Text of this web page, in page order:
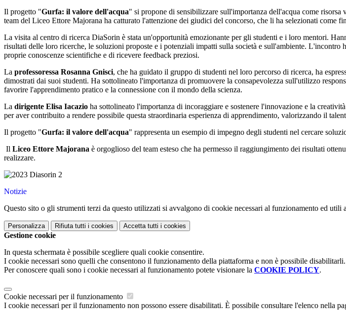
Il progetto "Gurfa: il valore dell'acqua" si propone di sensibilizzare sull'importanza dell'acqua come
team del Liceo Ettore Majorana ha catturato l'attenzione dei giudici del concorso, che li ha selezionati come
La visita al centro di ricerca DiaSorin è stata un'opportunità emozionante per gli studenti e i loro mentori.
risultati delle loro ricerche, le soluzioni proposte e i potenziali impatti sulla società e sull'ambiente.
proprie conoscenze scientifiche e di ricevere feedback preziosi.
La professoressa Rosanna Gnisci, che ha guidato il gruppo di studenti nel loro percorso di ricerca, ha
dimostrati dai suoi studenti. Ha sottolineato l'importanza di promuovere la consapevolezza sull'utilizzo
favorire l'apprendimento pratico e la connessione con il mondo della scienza.
La dirigente Elisa Iacazio ha sottolineato l'importanza di incoraggiare e sostenere l'innovazione e la
per aver contribuito a rendere possibile questa straordinaria esperienza di apprendimento, valorizzando il
Il progetto "Gurfa: il valore dell'acqua" rappresenta un esempio di impegno degli studenti nel cercare
Il Liceo Ettore Majorana è orgoglioso del team esteso che ha permesso il raggiungimento dei risultati
realizzare.
Notizie
Questo sito o gli strumenti terzi da questo utilizzati si avvalgono di cookie necessari al funzionamento ed utili
Personalizza Rifiuta tutti i cookies Accetta tutti i cookies
Gestione cookie
In questa schermata è possibile scegliere quali cookie consentire.
I cookie necessari sono quelli che consentono il funzionamento della piattaforma e non è possibile disabilitarli.
Per conoscere quali sono i cookie necessari al funzionamento potete visionare la COOKIE POLICY.
Cookie necessari per il funzionamento
I cookie necessari per il funzionamento non possono essere disabilitati. È possibile consultare l'elenco nella